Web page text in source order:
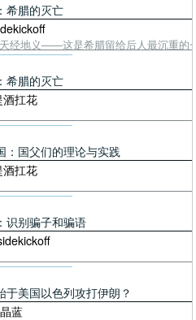
希腊的灭亡
经地义——这是希腊留给后人最沉重的
希腊的灭亡
扛花
：国父们的理论与实践
扛花
识别骗子和骗语
于美国以色列攻打伊朗？
蓝